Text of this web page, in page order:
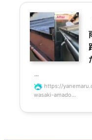
...
https://
wasaki-amado...